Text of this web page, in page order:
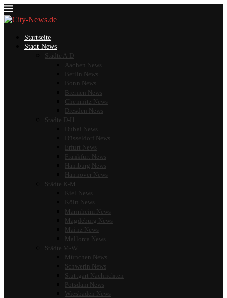
Startseite
Stadt News
Städte A-D
Aachen News
Berlin News
Bonn News
Bremen News
Chemnitz News
Dresden News
Städte D-H
Dubai News
Düsseldorf News
Erfurt News
Frankfurt News
Hamburg News
Hannover News
Städte K-M
Kiel News
Köln News
Mannheim News
Magdeburg News
Mainz News
Mallorca News
Städte M-W
München News
Schwerin News
Stuttgart Nachrichten
Potsdam News
Wiesbaden News